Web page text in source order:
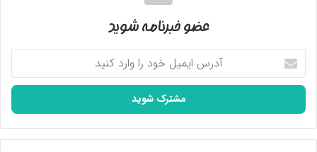
عضو خبرنامه شوید
آدرس
ایمیل
خود
وارد
کنید